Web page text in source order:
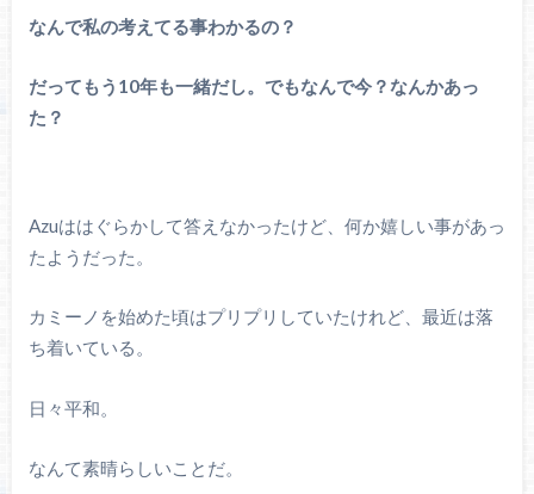
なんで私の考えてる事わかるの？
だってもう10年も一緒だし。でもなんで今？なんかあっ
た？
Azuははぐらかして答えなかったけど、何か嬉しい事があっ
たようだった。
カミーノを始めた頃はプリプリしていたけれど、最近は落
ち着いている。
日々平和。
なんて素晴らしいことだ。